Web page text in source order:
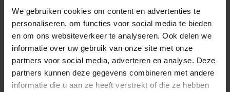
We gebruiken cookies om content en advertenties te
personaliseren, om functies voor social media te bieden
en om ons websiteverkeer te analyseren. Ook delen we
informatie over uw gebruik van onze site met onze
partners voor social media, adverteren en analyse. Deze
partners kunnen deze gegevens combineren met andere
informatie die u aan ze heeft verstrekt of die ze hebben
Heb je een vraag over dit product?
Of heb je hulp nodig bij de bestelling? Neem gerust contact
op met onze klantenservice info@dewoonwinkel.nlof
224 850 926. We helpen je graag.